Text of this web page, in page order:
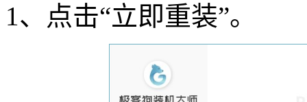
1、点击“立即重装”。